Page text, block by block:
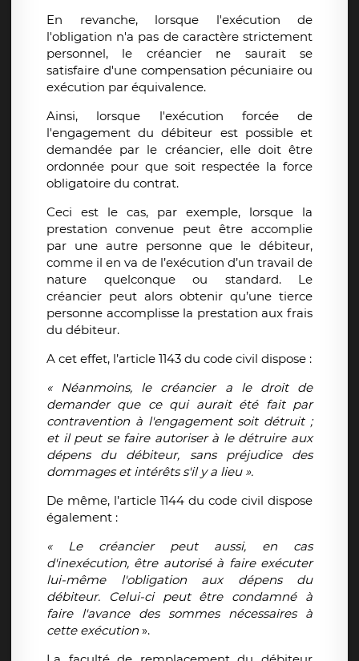
En revanche, lorsque l'exécution de
l'obligation n'a pas de caractère strictement
personnel, le créancier ne saurait se
satisfaire d'une compensation pécuniaire ou
exécution par équivalence.
Ainsi, lorsque l'exécution forcée de
l'engagement du débiteur est possible et
demandée par le créancier, elle doit être
ordonnée pour que soit respectée la force
obligatoire du contrat.
Ceci est le cas, par exemple, lorsque la
prestation convenue peut être accomplie
par une autre personne que le débiteur,
comme il en va de l’exécution d’un travail de
nature quelconque ou standard. Le
créancier peut alors obtenir qu’une tierce
personne accomplisse la prestation aux frais
du débiteur.
A cet effet, l’article 1143 du code civil dispose :
« Néanmoins, le créancier a le droit de
demander que ce qui aurait été fait par
contravention à l'engagement soit détruit ;
et il peut se faire autoriser à le détruire aux
dépens du débiteur, sans préjudice des
dommages et intérêts s'il y a lieu ».
De même, l’article 1144 du code civil dispose
également :
« Le créancier peut aussi, en cas
d'inexécution, être autorisé à faire exécuter
lui-même l'obligation aux dépens du
débiteur. Celui-ci peut être condamné à
faire l'avance des sommes nécessaires à
cette exécution ».